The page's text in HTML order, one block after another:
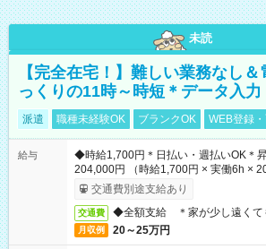
未読
【完全在宅！】難しい業務なし
っくりの11時～時短＊データ入力
派遣 職種未経験OK ブランクOK WEB登録
給与
◆時給1,700円＊日払い・週払いOK＊
204,000円 （時給1,700円 × 実働6h × 20
交通費別途支給あり
交通費 ◆全額支給 ＊家が少し遠くて
月収例 20～25万円